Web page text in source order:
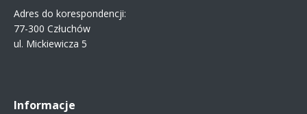
Adres do korespondencji:
77-300 Człuchów
ul. Mickiewicza 5
Informacje